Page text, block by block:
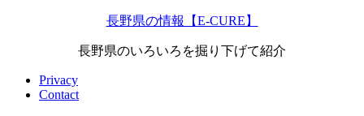
長野県の情報【E-CURE】
長野県のいろいろを掘り下げて紹介
Privacy
Contact